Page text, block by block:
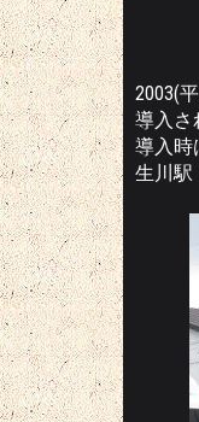
2003(
導入さ
導入時
生川駅